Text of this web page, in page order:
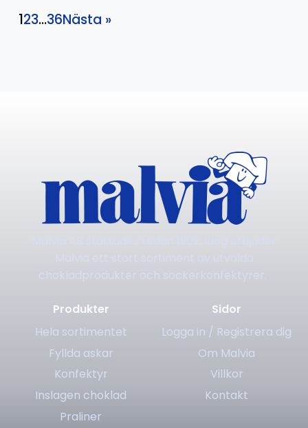
123…36Nästa »
Malvia ett stort sortiment av utvalda
chokladprodukter och sockerkonfektyrer.
Produkter
Hela sortimentet
Fyllda askar
Konfektyr
Inslagen choklad
Praliner
Sidor
Logga in / Registrera dig
Om Malvia
Villkor
Kontakt